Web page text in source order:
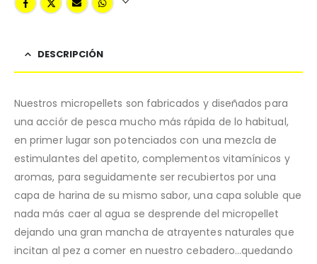
DESCRIPCIÓN
Nuestros micropellets son fabricados y diseñados para
una acciór de pesca mucho más rápida de lo habitual,
en primer lugar son potenciados con una mezcla de
estimulantes del apetito, complementos vitamínicos y
aromas, para seguidamente ser recubiertos por una
capa de harina de su mismo sabor, una capa soluble que
nada más caer al agua se desprende del micropellet
dejando una gran mancha de atrayentes naturales que
incitan al pez a comer en nuestro cebadero…quedando